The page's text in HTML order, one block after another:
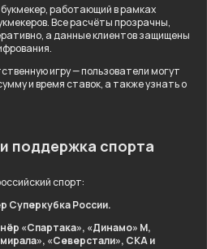
работающий в рамках
Все расчёты прозрачны,
а данные клиентов защищены
игру — пользователи могут
и время ставок, а также узнать о
поддержка спорта
спорт:
Суперкубка России.
«Спартака», «Динамо» М,
«Северстали», СКА и